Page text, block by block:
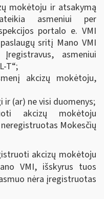
mokėtoju ir atsakymą
asmeniui per
portalo e. VMI
sritį Mano VMI
asmeniui
T“;
akcizų mokėtoju,
(ar) ne visi duomenys;
akcizų mokėtoju
Mokesčių
akcizų mokėtoju
VMI, išskyrus tuos
nėra įregistruotas